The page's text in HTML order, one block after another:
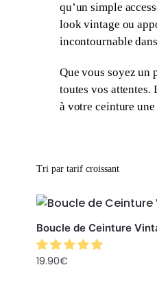
qu’un simple
look vintage ou
incontournable
Que vous soyez un
toutes vos attentes.
à votre ceinture
Boucle de Ceinture
19.90€